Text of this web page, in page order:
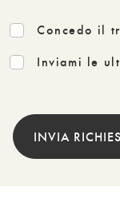
Concedo il
Inviami le
INVIA